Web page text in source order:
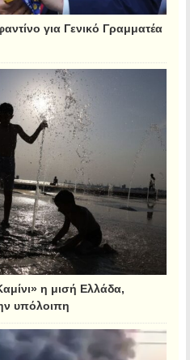
για Γενικό Γραμματέα
η μισή Ελλάδα,
υπόλοιπη